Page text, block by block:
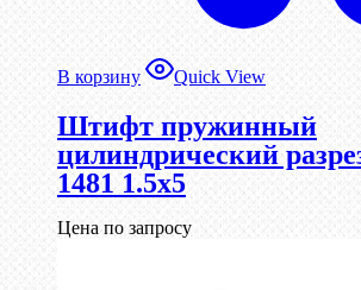
В корзину Quick View
Штифт пружинный
цилиндрический
1481 1.5х5
Цена по запросу